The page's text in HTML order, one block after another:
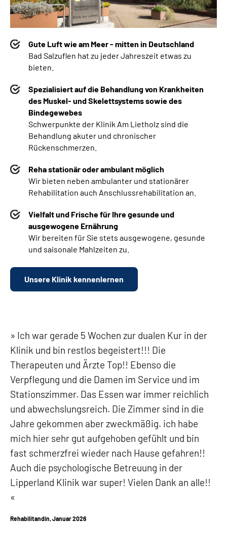
Gute Luft wie am Meer - mitten in Deutschland
Bad Salzuflen hat zu jeder Jahreszeit etwas zu
bieten.
Spezialisiert auf die Behandlung von Krankheiten
des Muskel- und Skelettsystems sowie des
Bindegewebes
Schwerpunkte der Klinik Am Lietholz sind die
Behandlung akuter und chronischer
Rückenschmerzen.
Reha stationär oder ambulant möglich
Wir bieten neben ambulanter und stationärer
Rehabilitation auch Anschlussrehabilitation an.
Vielfalt und Frische für Ihre gesunde und
ausgewogene Ernährung
Wir bereiten für Sie stets ausgewogene, gesunde
und saisonale Mahlzeiten zu.
Unsere Klinik kennenlernen
Ich war gerade 5 Wochen zur dualen Kur in der
Klinik und bin restlos begeistert!!! Die
Therapeuten und Ärzte Top!! Ebenso die
Verpflegung und die Damen im Service und im
Stationszimmer. Das Essen war immer reichlich
und abwechslungsreich. Die Zimmer sind in die
Jahre gekommen aber zweckmäßig. ich habe
mich hier sehr gut aufgehoben gefühlt und bin
fast schmerzfrei wieder nach Hause gefahren!!
Auch die psychologische Betreuung in der
Lipperland Klinik war super! Vielen Dank an alle!!
Rehabilitandin, Januar 2026